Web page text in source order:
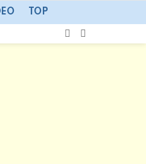
TOP
SWITCH
SKIN